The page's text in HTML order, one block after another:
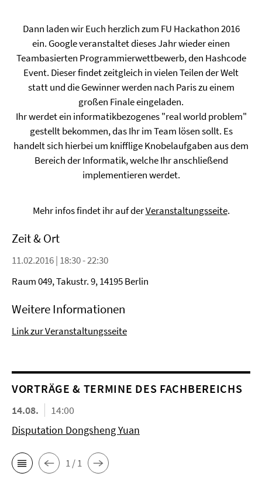
Dann laden wir Euch herzlich zum FU Hackathon 2016
ein. Google veranstaltet dieses Jahr wieder einen
Teambasierten Programmierwettbewerb, den Hashcode
Event. Dieser findet zeitgleich in vielen Teilen der Welt
statt und die Gewinner werden nach Paris zu einem
großen Finale eingeladen.
Ihr werdet ein informatikbezogenes "real world problem"
gestellt bekommen, das Ihr im Team lösen sollt. Es
handelt sich hierbei um knifflige Knobelaufgaben aus dem
Bereich der Informatik, welche Ihr anschließend
implementieren werdet.
Mehr infos findet ihr auf derVeranstaltungsseite.
Zeit & Ort
11.02.2016 | 18:30 - 22:30
Raum 049, Takustr. 9, 14195 Berlin
Weitere Informationen
Link zur Veranstaltungsseite
VORTRÄGE & TERMINE DES FACHBEREICHS
14.08.
14:00
Disputation Dongsheng Yuan
1 / 1